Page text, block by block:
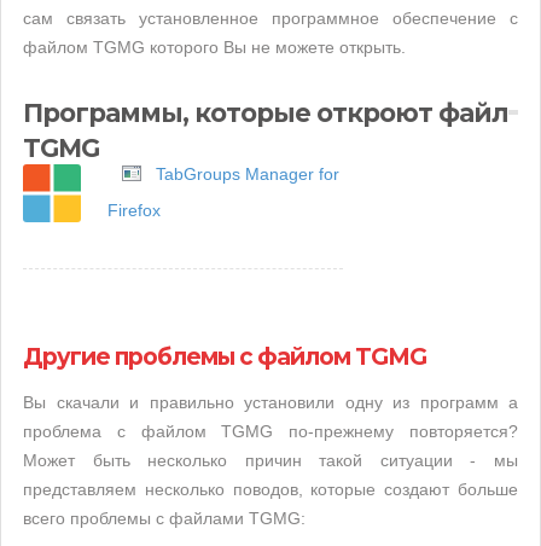
сам связать установленное программное обеспечение с
файлом TGMG которого Вы не можете открыть.
Программы, которые откроют файл
TGMG
TabGroups Manager for
Firefox
Другие проблемы с файлом TGMG
Вы скачали и правильно установили одну из программ а
проблема с файлом TGMG по-прежнему повторяется?
Может быть несколько причин такой ситуации - мы
представляем несколько поводов, которые создают больше
всего проблемы с файлами TGMG: